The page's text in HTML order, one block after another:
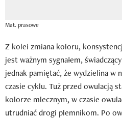
Mat. prasowe
Z kolei zmiana koloru,
jest ważnym sygnałem,
jednak pamiętać, że wydzielina w
czasie cyklu. Tuż przed owulacją
kolorze mlecznym, w czasie
utrudniać drogi plemnikom. Po